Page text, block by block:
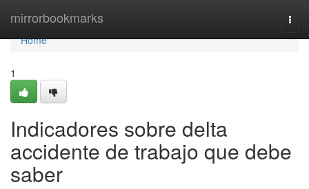
mirrorbookmarks
Home
Home
1
Indicadores sobre delta
accidente de trabajo que debe
saber